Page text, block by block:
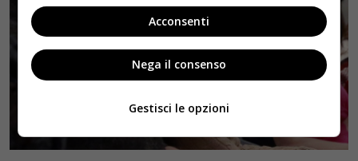
Acconsenti
Nega il consenso
Gestisci le opzioni